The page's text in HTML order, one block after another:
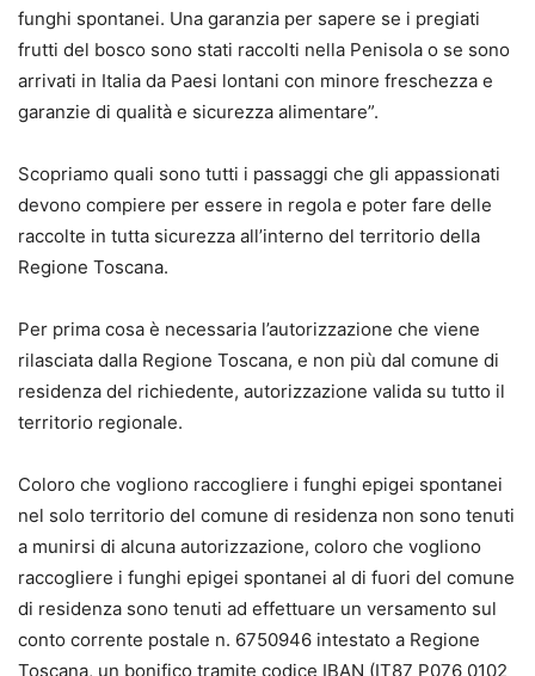
funghi spontanei. Una garanzia per sapere se i pregiati
frutti del bosco sono stati raccolti nella Penisola o se sono
arrivati in Italia da Paesi lontani con minore freschezza e
garanzie di qualità e sicurezza alimentare”.
Scopriamo quali sono tutti i passaggi che gli appassionati
devono compiere per essere in regola e poter fare delle
raccolte in tutta sicurezza all’interno del territorio della
Regione Toscana.
Per prima cosa è necessaria l’autorizzazione che viene
rilasciata dalla Regione Toscana, e non più dal comune di
residenza del richiedente, autorizzazione valida su tutto il
territorio regionale.
Coloro che vogliono raccogliere i funghi epigei spontanei
nel solo territorio del comune di residenza non sono tenuti
a munirsi di alcuna autorizzazione, coloro che vogliono
raccogliere i funghi epigei spontanei al di fuori del comune
di residenza sono tenuti ad effettuare un versamento sul
conto corrente postale n. 6750946 intestato a Regione
Toscana, un bonifico tramite codice IBAN (IT87 P076 0102